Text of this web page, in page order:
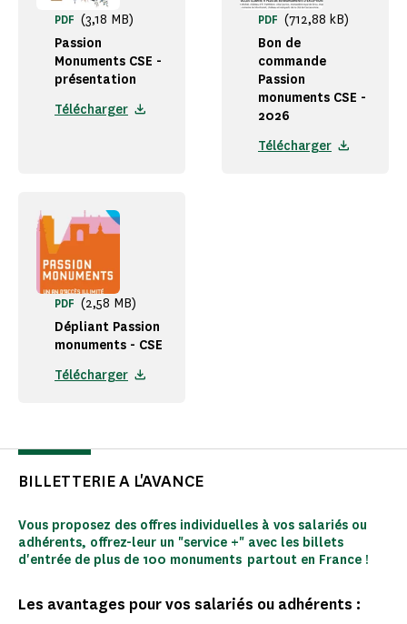
Passion
Monuments CSE -
présentation
PDF (3,18 MB)
Télécharger
Bon de
commande
Passion
monuments CSE -
2026
PDF (712,88 kB)
Télécharger
Dépliant Passion
monuments - CSE
PDF (2,58 MB)
Télécharger
BILLETTERIE A L'AVANCE
Vous proposez des offres individuelles à vos salariés ou
adhérents, offrez-leur un "service +" avec les billets
d'entrée de plus de 100 monuments partout en France !
Les avantages pour vos salariés ou adhérents :